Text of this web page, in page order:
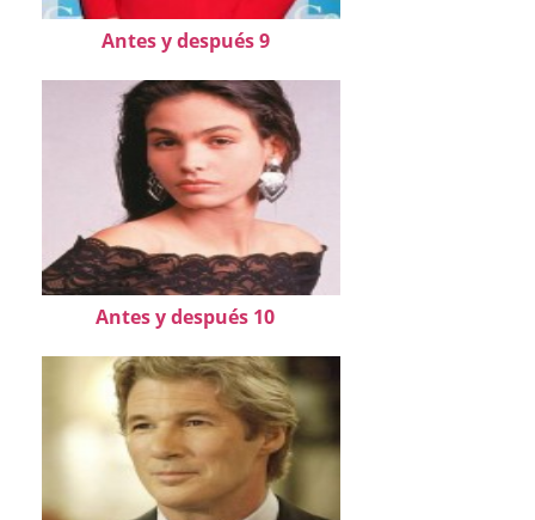
Antes y después 9
Antes y después 10